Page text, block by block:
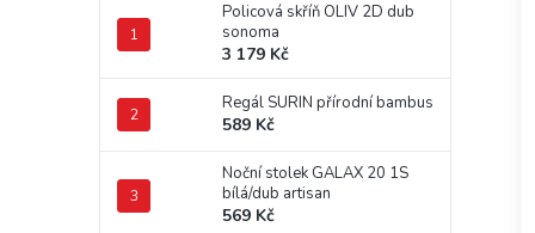
Policová skříň OLIV 2D dub
sonoma
3 179 Kč
Regál SURIN přírodní bambus
589 Kč
Noční stolek GALAX 20 1S
bílá/dub artisan
569 Kč